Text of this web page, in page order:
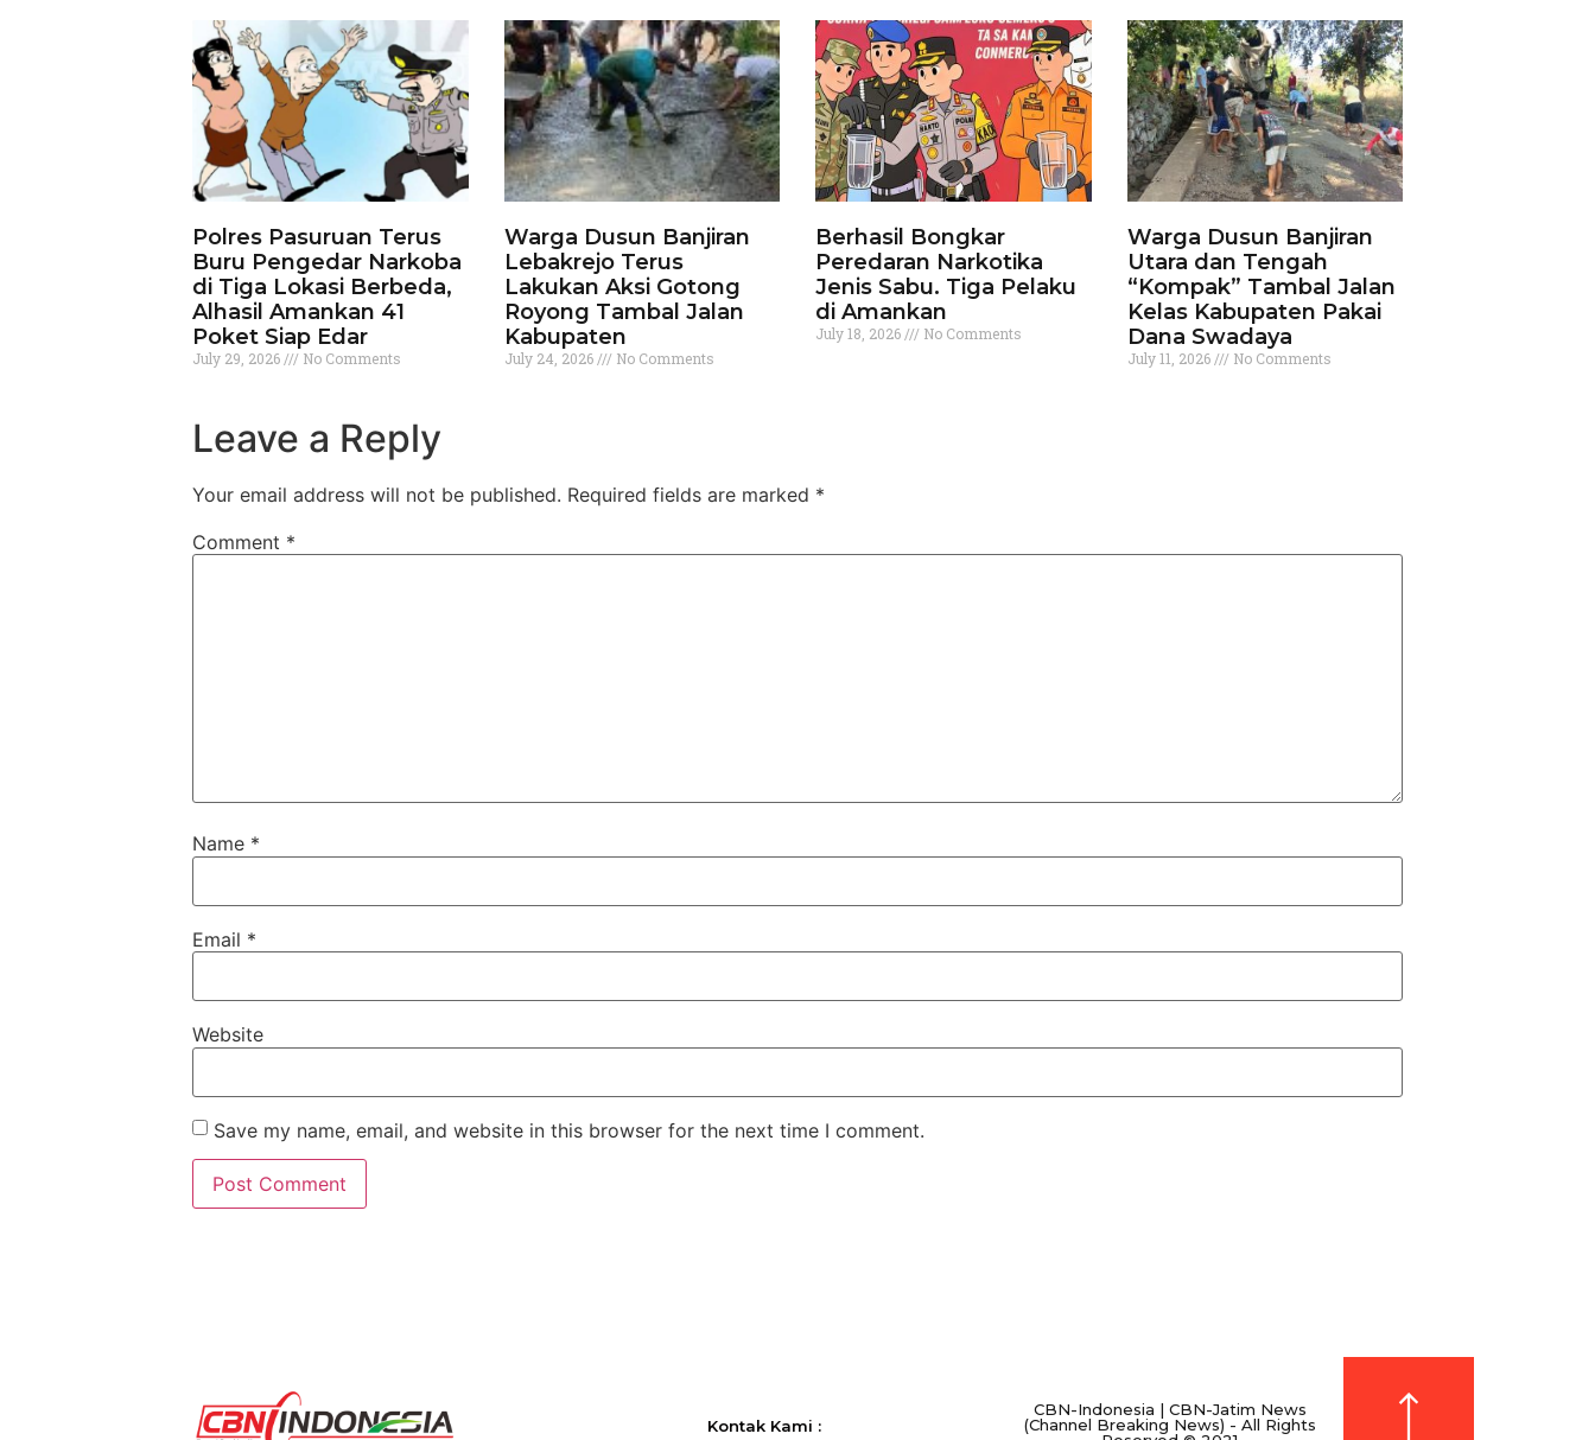
Polres Pasuruan Terus
Buru Pengedar Narkoba
di Tiga Lokasi Berbeda,
Alhasil Amankan 41
Poket Siap Edar
July 29, 2026 No Comments
Warga Dusun Banjiran
Lebakrejo Terus
Lakukan Aksi Gotong
Royong Tambal Jalan
Kabupaten
July 24, 2026 No Comments
Berhasil Bongkar
Peredaran Narkotika
Jenis Sabu. Tiga Pelaku
di Amankan
July 18, 2026 No Comments
Warga Dusun Banjiran
Utara dan Tengah
“Kompak” Tambal Jalan
Kelas Kabupaten Pakai
Dana Swadaya
July 11, 2026 No Comments
Leave a Reply
Your email address will not be published. Required fields are marked *
Comment *
Name *
Email *
Website
Save my name, email, and website in this browser for the next time I comment.
Kontak Kami :
CBN-Indonesia | CBN-Jatim News
(Channel Breaking News) - All Rights